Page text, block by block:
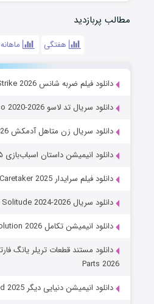
مطالب پربازدید
هفتگی ماهانه
دانلود فیلم ضربه شانس Lucky Strike 2026
دانلود سریال تد لاسو Ted Lasso 2020-2026
دانلود سریال زن متاهل آدمکش A Bona Fide Killer 2026
دانلود انیمیشن داستان اسباب‌بازی ۵ Toy Story 5 (2026)
دانلود فیلم سرایدار The Caretaker 2025
دانلود سریال One Hundred Years of Solitude 2024-2026
دانلود انیمیشن تکامل Evolution 2026
Parts 2026
دانلود انیمیشن دنیایی دیگر Another World 2025